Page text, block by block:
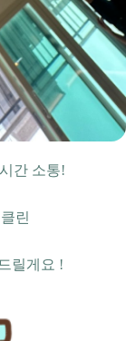
간 소통!
린
릴게요 !